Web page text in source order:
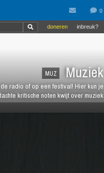
MUZ Muziek
radio of op een festival! Hier kun je
kritische noten kwijt over muziek
inbreuk?
doneren